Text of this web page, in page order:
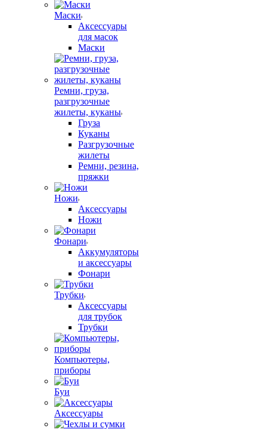
Маски
Аксессуары
для масок
Маски
Ремни, груза,
разгрузочные
жилеты, куканы
Груза
Куканы
Разгрузочные
жилеты
Ремни, резина,
пряжки
Ножи
Аксессуары
Ножи
Фонари
Аккумуляторы
и аксессуары
Фонари
Трубки
Аксессуары
для трубок
Трубки
Компьютеры,
приборы
Буи
Аксессуары